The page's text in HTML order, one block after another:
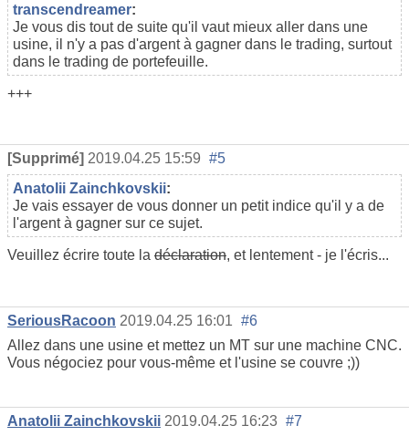
transcendreamer:
Je vous dis tout de suite qu'il vaut mieux aller dans une
usine, il n'y a pas d'argent à gagner dans le trading, surtout
dans le trading de portefeuille.
+++
[Supprimé] 2019.04.25 15:59 #5
Anatolii Zainchkovskii:
Je vais essayer de vous donner un petit indice qu'il y a de
l'argent à gagner sur ce sujet.
Veuillez écrire toute la déclaration, et lentement - je l'écris...
SeriousRacoon 2019.04.25 16:01 #6
Allez dans une usine et mettez un MT sur une machine CNC.
Vous négociez pour vous-même et l'usine se couvre ;))
Anatolii Zainchkovskii 2019.04.25 16:23 #7